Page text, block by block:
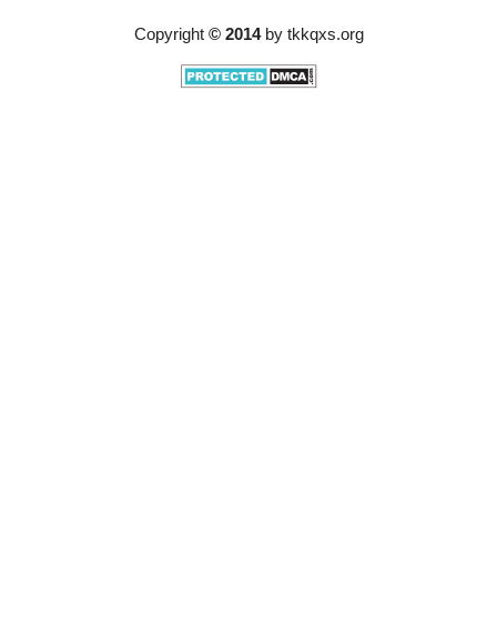
Copyright © 2014by tkkqxs.org